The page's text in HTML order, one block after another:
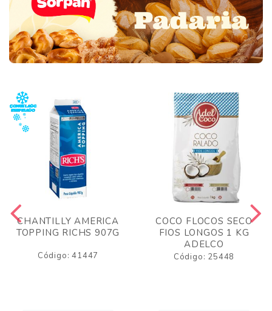
CHANTILLY AMERICA
TOPPING RICHS 907G
Código: 41447
COCO FLOCOS SECO
FIOS LONGOS 1 KG
ADELCO
Código: 25448